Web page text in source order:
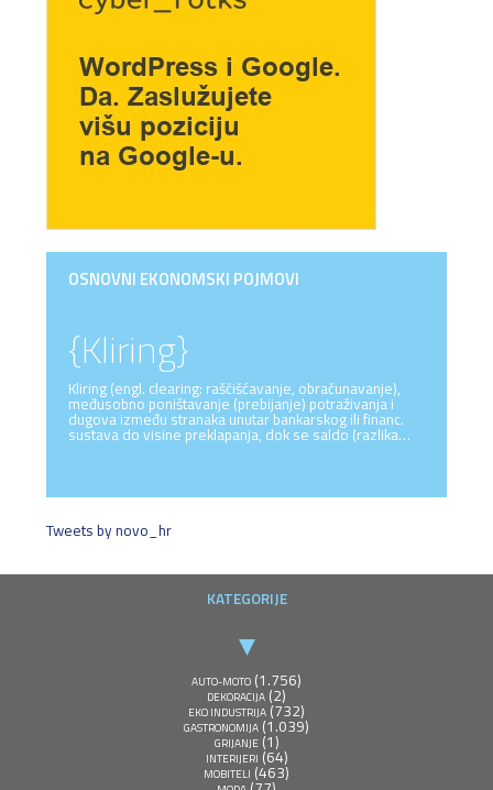
OSNOVNI EKONOMSKI POJMOVI
{Kliring}
Kliring (engl. clearing: raščišćavanje, obračunavanje),
međusobno poništavanje (prebijanje) potraživanja i
dugova između stranaka unutar bankarskog ili financ.
sustava do visine preklapanja, dok se saldo (razlika…
Tweets by novo_hr
KATEGORIJE
AUTO-MOTO (1.756)
DEKORACIJA (2)
EKO INDUSTRIJA (732)
GASTRONOMIJA (1.039)
GRIJANJE(1)
INTERIJERI (64)
MOBITELI (463)